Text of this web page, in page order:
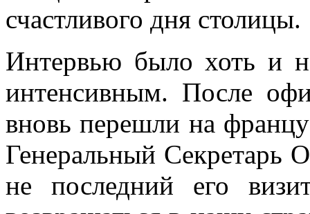
счастливого дня столицы.
Интервью было хоть и
интенсивным. После
вновь перешли на
Генеральный Секретарь
не последний его